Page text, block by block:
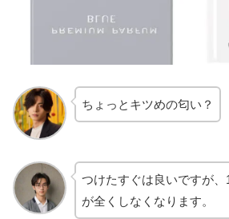
ちょっとキツめの匂い？
つけたすぐは良いですが、
が全くしなくなります。